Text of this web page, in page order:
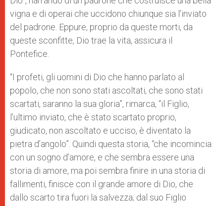
vigna e di operai che uccidono chiunque sia l’inviato
del padrone. Eppure, proprio da queste morti, da
queste sconfitte, Dio trae la vita, assicura il
Pontefice.
“I profeti, gli uomini di Dio che hanno parlato al
popolo, che non sono stati ascoltati, che sono stati
scartati, saranno la sua gloria”, rimarca, “il Figlio,
l’ultimo inviato, che è stato scartato proprio,
giudicato, non ascoltato e ucciso, è diventato la
pietra d’angolo”. Quindi questa storia, “che incomincia
con un sogno d’amore, e che sembra essere una
storia di amore, ma poi sembra finire in una storia di
fallimenti, finisce con il grande amore di Dio, che
dallo scarto tira fuori la salvezza; dal suo Figlio